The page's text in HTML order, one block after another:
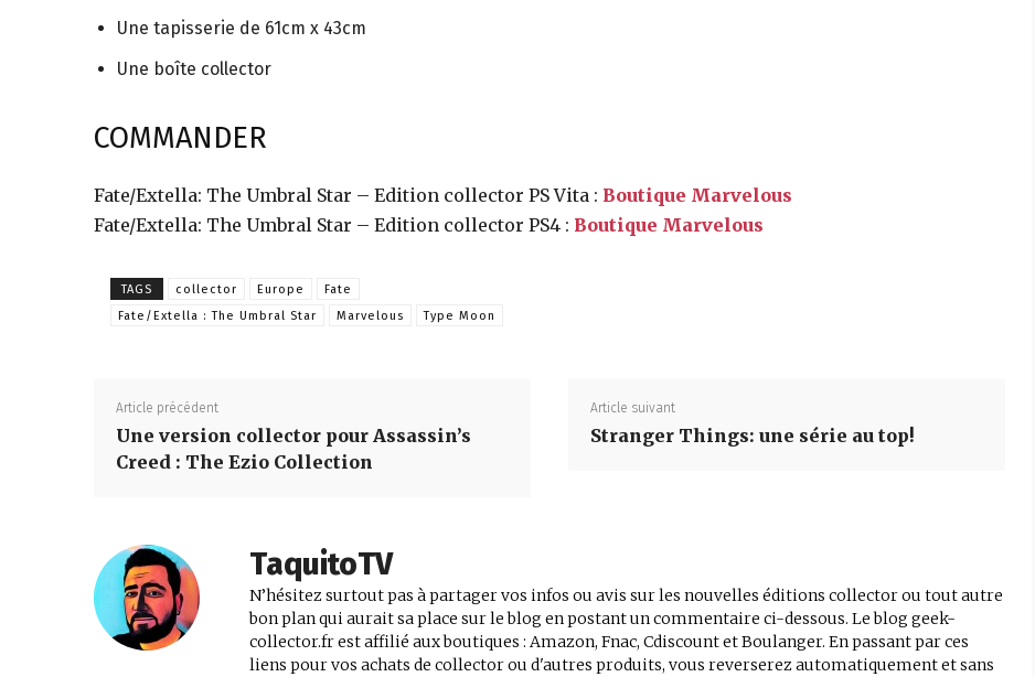
Une tapisserie de 61cm x 43cm
Une boîte collector
COMMANDER
Fate/Extella: The Umbral Star – Edition collector PS Vita : Boutique Marvelous
Fate/Extella: The Umbral Star – Edition collector PS4 : Boutique Marvelous
TAGS collector Europe
Fate
Fate/Extella : The Umbral Star
Marvelous Type Moon
Article précédent
Une version collector pour Assassin’s
Creed : The Ezio Collection
Article suivant
Stranger Things: une série au top!
TaquitoTV
N’hésitez surtout pas à partager vos infos ou avis sur les nouvelles éditions collector ou tout autre
bon plan qui aurait sa place sur le blog en postant un commentaire ci-dessous. Le blog geek-
collector.fr est affilié aux boutiques : Amazon, Fnac, Cdiscount et Boulanger. En passant par ces
liens pour vos achats de collector ou d'autres produits, vous reverserez automatiquement et sans